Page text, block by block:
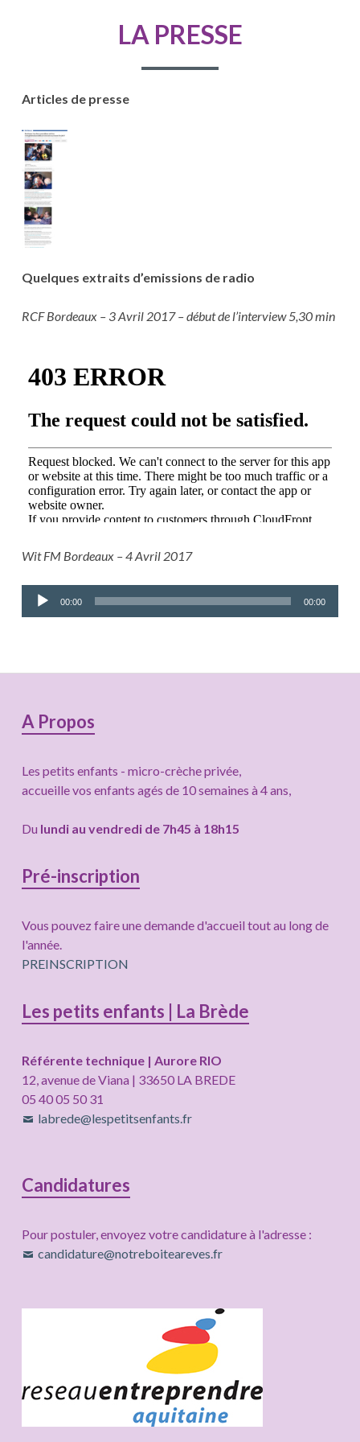
LA PRESSE
Articles de presse
Quelques extraits d’emissions de radio
RCF Bordeaux – 3 Avril 2017 – début de l’interview 5,30 min
Wit FM Bordeaux – 4 Avril 2017
Lecteur
00:00 00:00
Colonne
subsidiaire
A Propos
Les petits enfants - micro-crèche privée,
accueille vos enfants agés de 10 semaines à 4 ans,
Du lundi au vendredi de 7h45 à 18h15
Pré-inscription
Vous pouvez faire une demande d'accueil tout au long de
l'année.
PREINSCRIPTION
Les petits enfants | La Brède
Référente technique | Aurore RIO
12, avenue de Viana | 33650 LA BREDE
05 40 05 50 31
labrede@lespetitsenfants.fr
Candidatures
Pour postuler, envoyez votre candidature à l'adresse :
candidature@notreboiteareves.fr